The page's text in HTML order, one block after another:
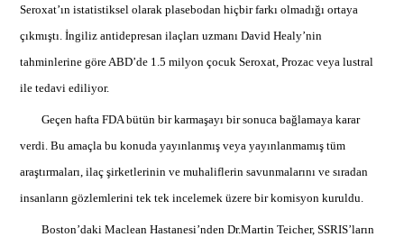
Seroxat’ın istatistiksel olarak plasebodan hiçbir farkı olmadığı ortaya
çıkmıştı. İngiliz antidepresan ilaçları uzmanı David Healy’nin
tahminlerine göre ABD’de 1.5 milyon çocuk Seroxat, Prozac veya lustral
ile tedavi ediliyor.
Geçen hafta FDA bütün bir karmaşayı bir sonuca bağlamaya karar
verdi. Bu amaçla bu konuda yayınlanmış veya yayınlanmamış tüm
araştırmaları, ilaç şirketlerinin ve muhaliflerin savunmalarını ve sıradan
insanların gözlemlerini tek tek incelemek üzere bir komisyon kuruldu.
Boston’daki Maclean Hastanesi’nden Dr.Martin Teicher, SSRIS’ların